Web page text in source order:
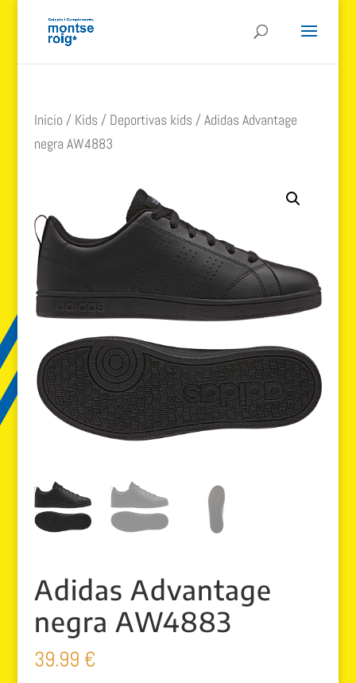
Inicio / Kids/ Deportivas kids/ Adidas Advantage
negra AW4883
Adidas Advantage
negra AW4883
39.99 €